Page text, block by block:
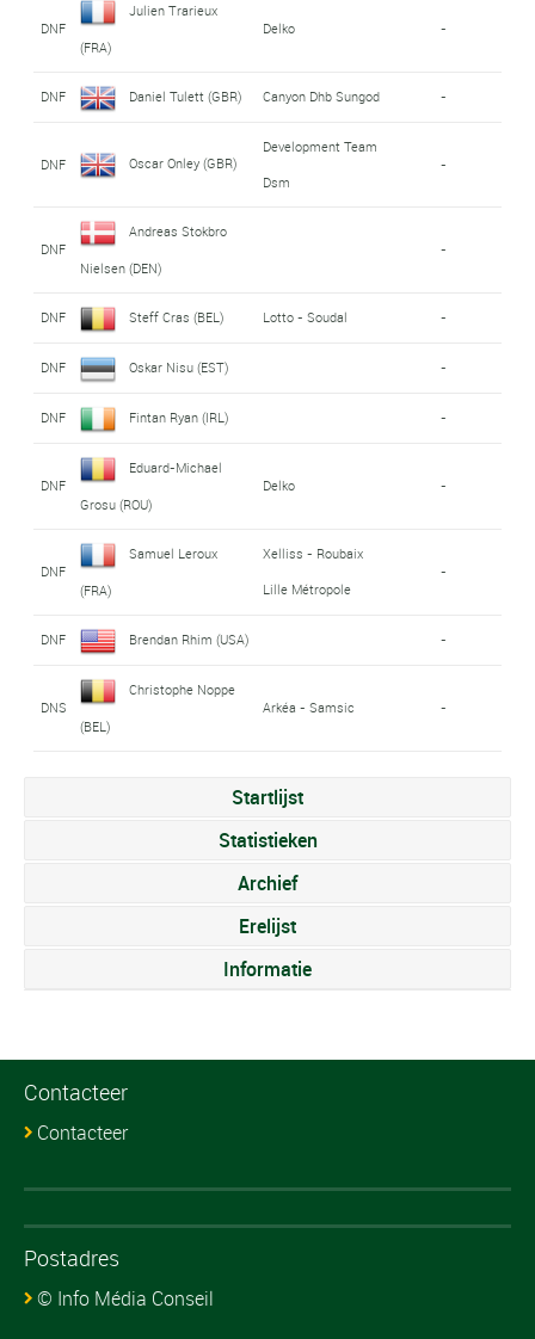
DNF
Julien Trarieux
(FRA)
Delko -
DNF Daniel Tulett (GBR) Canyon Dhb Sungod -
DNF Oscar Onley (GBR)
Development Team
Dsm
-
DNF
Andreas Stokbro
Nielsen (DEN)
-
DNF Steff Cras (BEL) Lotto - Soudal -
DNF Oskar Nisu (EST) -
DNF Fintan Ryan (IRL) -
DNF
Eduard-Michael
Grosu (ROU)
Delko -
DNF
Samuel Leroux
(FRA)
Xelliss - Roubaix
Lille Métropole
-
DNF Brendan Rhim (USA) -
DNS
Christophe Noppe
(BEL)
Arkéa - Samsic -
Startlijst
Statistieken
Archief
Erelijst
Informatie
Contacteer
Contacteer
Postadres
© Info Média Conseil